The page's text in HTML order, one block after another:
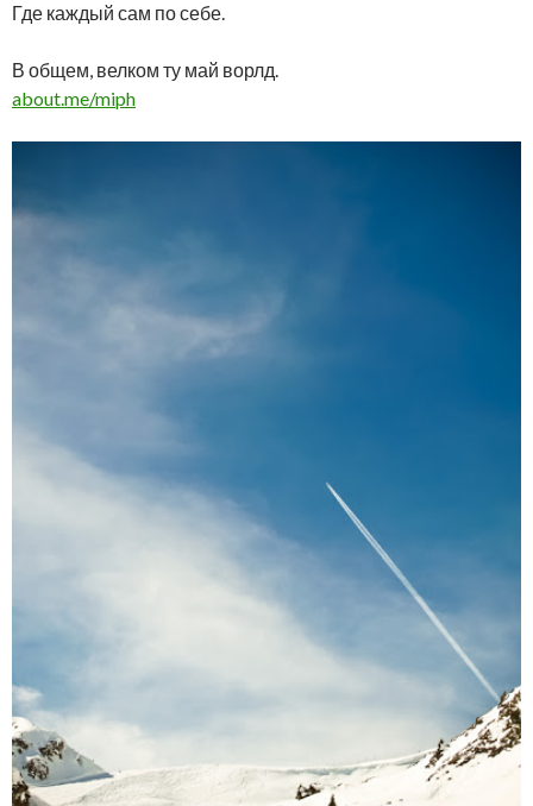
Где каждый сам по себе.
В общем, велком ту май ворлд.
about.me/miph